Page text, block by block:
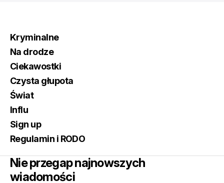
Kryminalne
Na drodze
Ciekawostki
Czysta głupota
Świat
Influ
Sign up
Regulamin i RODO
Nie przegap najnowszych
wiadomości